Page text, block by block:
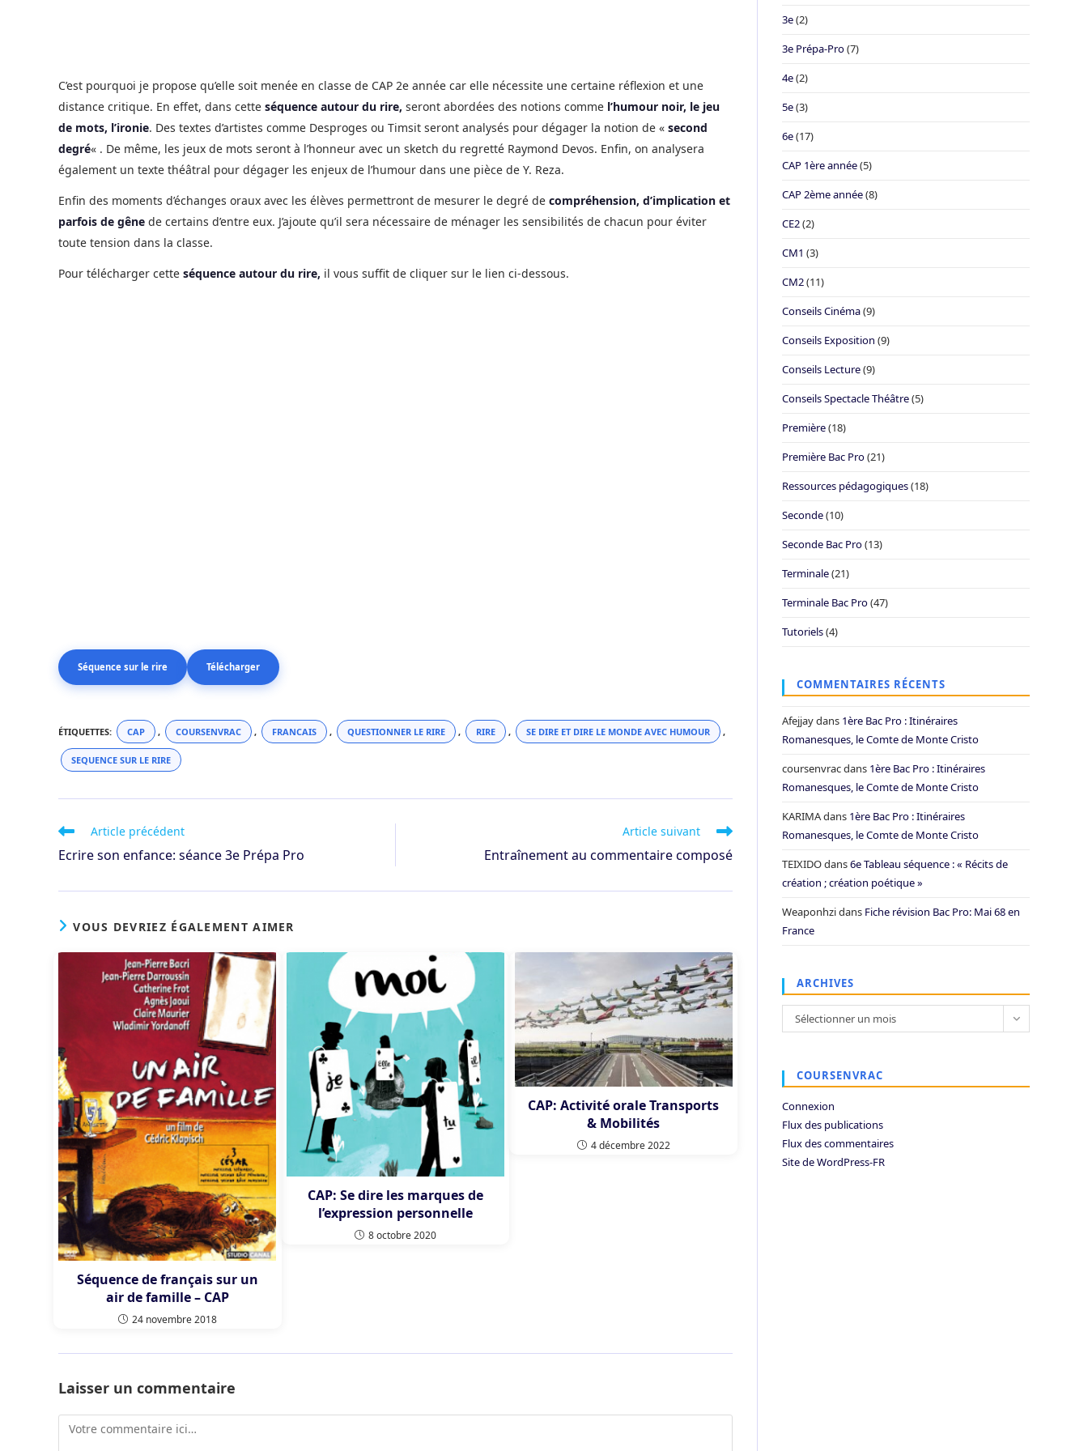
C’est pourquoi je propose qu’elle soit menée en classe de CAP 2e année car elle nécessite une certaine réflexion et une
distance critique. En effet, dans cette séquence autour du rire, seront abordées des notions comme l’humour noir, le jeu
de mots, l’ironie. Des textes d’artistes comme Desproges ou Timsit seront analysés pour dégager la notion de « second
degré« . De même, les jeux de mots seront à l’honneur avec un sketch du regretté Raymond Devos. Enfin, on analysera
également un texte théâtral pour dégager les enjeux de l’humour dans une pièce de Y. Reza.
Enfin des moments d’échanges oraux avec les élèves permettront de mesurer le degré de compréhension, d’implication et
parfois de gêne de certains d’entre eux. J’ajoute qu’il sera nécessaire de ménager les sensibilités de chacun pour éviter
toute tension dans la classe.
Pour télécharger cette séquence autour du rire, il vous suffit de cliquer sur le lien ci-dessous.
Séquence sur le rire Télécharger
ÉTIQUETTES: CAP , COURSENVRAC , FRANCAIS , QUESTIONNER LE RIRE , RIRE , SE DIRE ET DIRE LE MONDE AVEC HUMOUR ,
SEQUENCE SUR LE RIRE
Read
articles
Article précédent
Ecrire son enfance: séance 3e Prépa Pro
Article suivant
Entraînement au commentaire composé
VOUS DEVRIEZ ÉGALEMENT AIMER
Séquence de français sur un
air de famille – CAP
24 novembre 2018
CAP: Se dire les marques de
l’expression personnelle
8 octobre 2020
CAP: Activité orale Transports
& Mobilités
4 décembre 2022
Laisser un commentaire
Comment
3e(2)
3e Prépa-Pro(7)
4e(2)
5e(3)
6e(17)
CAP 1ère année(5)
CAP 2ème année(8)
CE2(2)
CM1 (3)
CM2(11)
Conseils Cinéma(9)
Conseils Exposition (9)
Conseils Lecture(9)
Conseils Spectacle Théâtre(5)
Première(18)
Première Bac Pro(21)
Ressources pédagogiques(18)
Seconde(10)
Seconde Bac Pro(13)
Terminale(21)
Terminale Bac Pro(47)
Tutoriels(4)
COMMENTAIRES RÉCENTS
Afejjaydans 1ère Bac Pro : Itinéraires
Romanesques, le Comte de Monte Cristo
coursenvracdans 1ère Bac Pro : Itinéraires
Romanesques, le Comte de Monte Cristo
KARIMAdans 1ère Bac Pro : Itinéraires
Romanesques, le Comte de Monte Cristo
TEIXIDOdans6e Tableau séquence : « Récits de
création ; création poétique »
Weaponhzidans Fiche révision Bac Pro: Mai 68 en
France
ARCHIVES
Archives
Sélectionner un mois
COURSENVRAC
Connexion
Flux des publications
Flux des commentaires
Site de WordPress-FR